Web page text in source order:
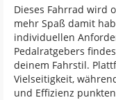
Dieses Fahrrad wird
mehr Spaß damit
individuellen
Pedalratgebers
deinem Fahrstil.
Vielseitigkeit,
und Effizienz